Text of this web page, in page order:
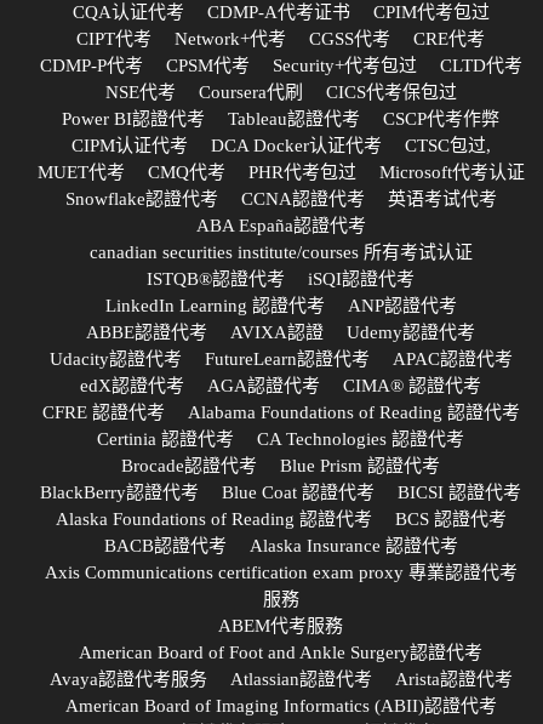
CQA认证代考
CDMP-A代考证书
CPIM代考包过
CIPT代考
Network+代考 CGSS代考
CRE代考
CDMP-P代考
CPSM代考 Security+代考包过
CLTD代考
NSE代考
Coursera代刷
CICS代考保包过
Power BI認證代考
Tableau認證代考
CSCP代考作弊
CIPM认证代考
DCA Docker认证代考
CTSC包过,
MUET代考
CMQ代考 PHR代考包过
Microsoft代考认证
Snowflake認證代考
CCNA認證代考
英语考试代考
ABA España認證代考
canadian securities institute/courses 所有考试认证
ISTQB®認證代考
iSQI認證代考
LinkedIn Learning 認證代考
ANP認證代考
ABBE認證代考
AVIXA認證
Udemy認證代考
Udacity認證代考
FutureLearn認證代考
APAC認證代考
edX認證代考
AGA認證代考
CIMA® 認證代考
CFRE 認證代考
Alabama Foundations of Reading 認證代考
Certinia 認證代考
CA Technologies 認證代考
Brocade認證代考
Blue Prism 認證代考
BlackBerry認證代考
Blue Coat 認證代考
BICSI 認證代考
Alaska Foundations of Reading 認證代考
BCS 認證代考
BACB認證代考
Alaska Insurance 認證代考
Axis Communications certification exam proxy 專業認證代考
服務
ABEM代考服務
American Board of Foot and Ankle Surgery認證代考
Avaya認證代考服务
Atlassian認證代考
Arista認證代考
American Board of Imaging Informatics (ABII)認證代考